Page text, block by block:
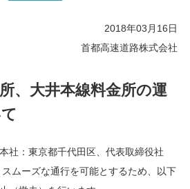
2018年03月16日
首都高速道路株式会社
、大井本線料金所の運
社：東京都千代田区、代表取締役社
ムーズな通行を可能とするため、以下